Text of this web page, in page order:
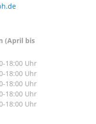
(April bis
18:00 Uhr
18:00 Uhr
18:00 Uhr
18:00 Uhr
18:00 Uhr